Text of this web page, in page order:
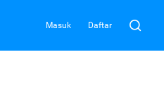
Masuk Daftar